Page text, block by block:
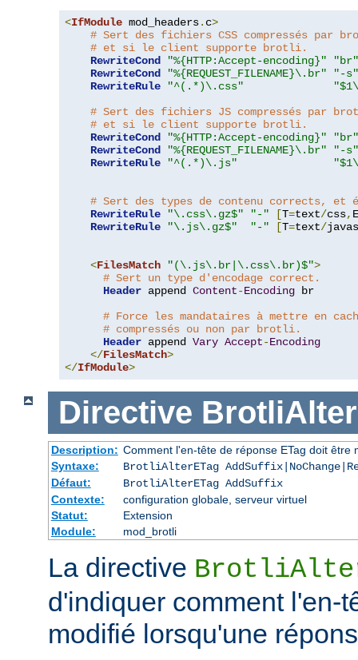
<IfModule mod_headers. c>
# Sert des fichiers CSS compressés
# et si le client supporte brotli.
RewriteCond
"%{HTTP:Accept-encoding}"
"br"
RewriteCond
"%{REQUEST_FILENAME}\.br"
"-s"
RewriteRule
"^(.*)\.css"
# Sert des fichiers JS compressés par
# et si le client supporte brotli.
RewriteCond
"%{HTTP:Accept-encoding}"
"br"
RewriteCond
"%{REQUEST_FILENAME}\.br"
"-s"
RewriteRule
"^(.*)\.js"
# Sert des types de contenu corrects, et
RewriteRule
"\.css\.gz$" "-" [T=text/css, E
RewriteRule
"\.js\.gz$" "-" [T=text/
<FilesMatch "(\.js\.br|\.css\.br)$">
# Sert un type d'encodage correct.
Header append Content-Encoding br
# Force les mandataires à mettre en
# compressés ou non par brotli.
Header append Vary Accept-Encoding
</FilesMatch>
</IfModule>
Directive
Description: Comment l'en-tête de réponse ETag doit être
Syntaxe:
BrotliAlterETag
Défaut:
BrotliAlterETag AddSuffix
Contexte:
configuration globale, serveur virtuel
Statut:
Extension
Module:
mod_brotli
La directive
d'indiquer comment l'en-
modifié lorsqu'une